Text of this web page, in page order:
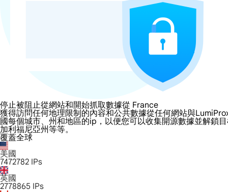
停止被阻止從網站和開始抓取數據從 France
獲得訪問任何地理限制的內容和公共數據從任何網站與
國每個城市、州和地區的ip，以便您可以收集開源數據並解鎖
加利福尼亞州等等。
覆蓋全球
美國
7472782 IPs
英國
2778865 IPs